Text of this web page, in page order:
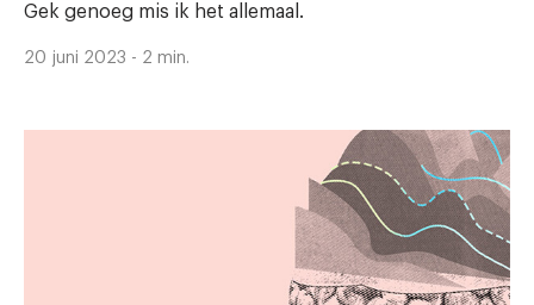
Gek genoeg mis ik het allemaal.
20 juni 2023 - 2 min.